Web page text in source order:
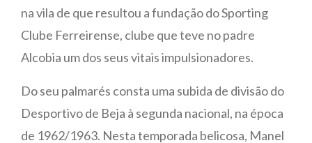
na vila de que resultou a fundação do Sporting
Clube Ferreirense, clube que teve no padre
Alcobia um dos seus vitais impulsionadores.
Do seu palmarés consta uma subida de divisão do
Desportivo de Beja à segunda nacional, na época
de 1962/1963. Nesta temporada belicosa, Manel